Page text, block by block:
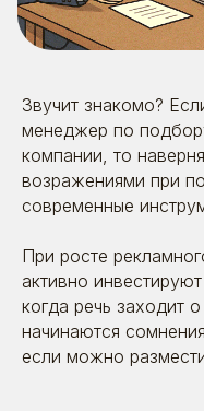
Звучит знакомо?
менеджер по
компании, то
возражениями при
современные
При росте
активно
когда речь заходит
начинаются
если можно